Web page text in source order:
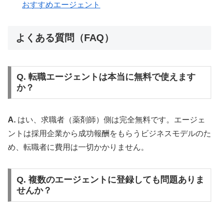
おすすめエージェント
よくある質問（FAQ）
Q. 転職エージェントは本当に無料で使えます
か？
A. はい、求職者（薬剤師）側は完全無料です。エージェ
ントは採用企業から成功報酬をもらうビジネスモデルのた
め、転職者に費用は一切かかりません。
Q. 複数のエージェントに登録しても問題ありま
せんか？